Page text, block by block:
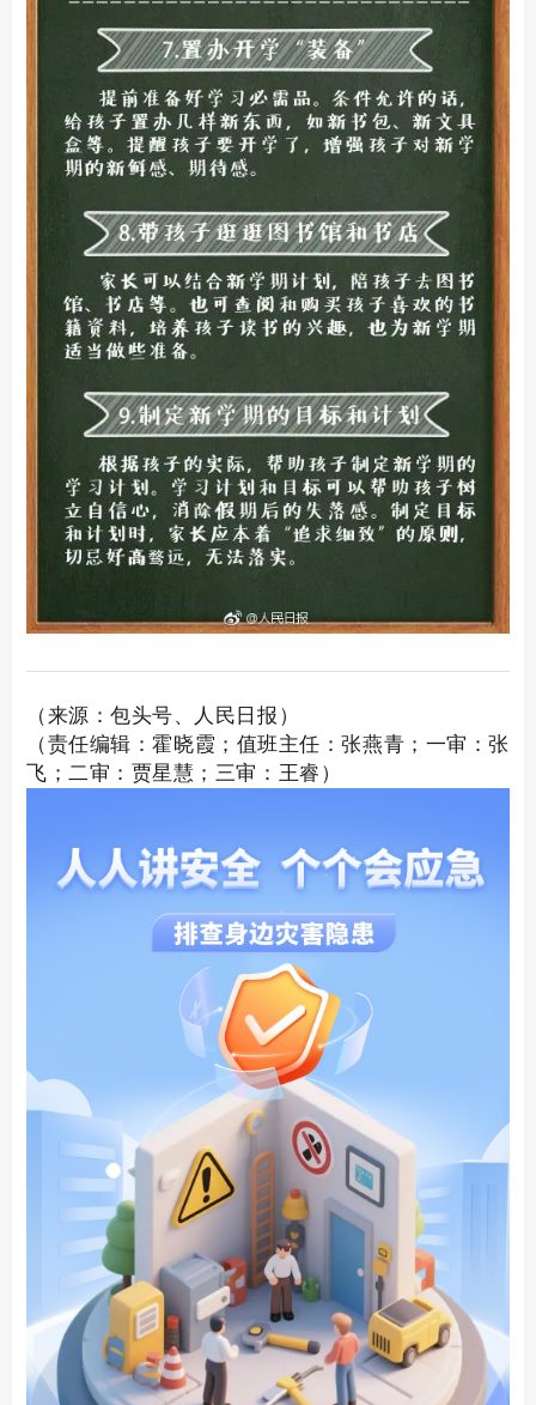
（来源：包头号、人民日报）
（责任编辑：霍晓霞；值班主任：张燕青；一审：张
飞；二审：贾星慧；三审：王睿）